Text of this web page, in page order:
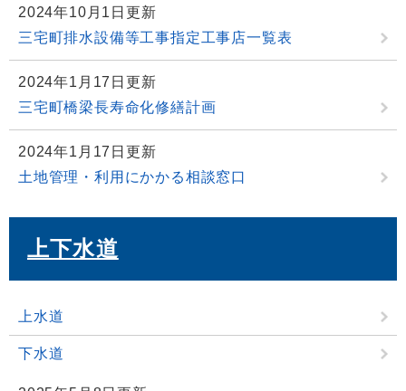
2024年10月1日更新
三宅町排水設備等工事指定工事店一覧表
2024年1月17日更新
三宅町橋梁長寿命化修繕計画
2024年1月17日更新
土地管理・利用にかかる相談窓口
上下水道
上水道
下水道